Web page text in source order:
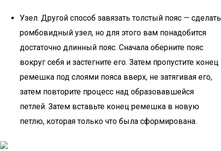
Узел. Другой способ завязать толстый пояс — сделать
ромбовидный узел, но для этого вам понадобится
достаточно длинный пояс. Сначала оберните пояс
вокруг себя и застегните его. Затем пропустите конец
ремешка под слоями пояса вверх, не затягивая его,
затем повторите процесс над образовавшейся
петлей. Затем вставьте конец ремешка в новую
петлю, которая только что была сформирована.